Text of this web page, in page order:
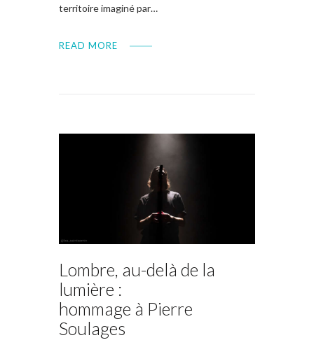
territoire imaginé par…
READ MORE
Lombre, au-delà de la
lumière :
hommage à Pierre
Soulages